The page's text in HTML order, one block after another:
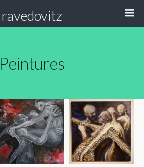
ravedovitz
Peintures